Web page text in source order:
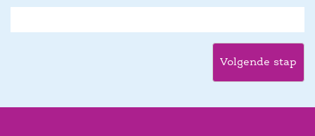
Volgende stap